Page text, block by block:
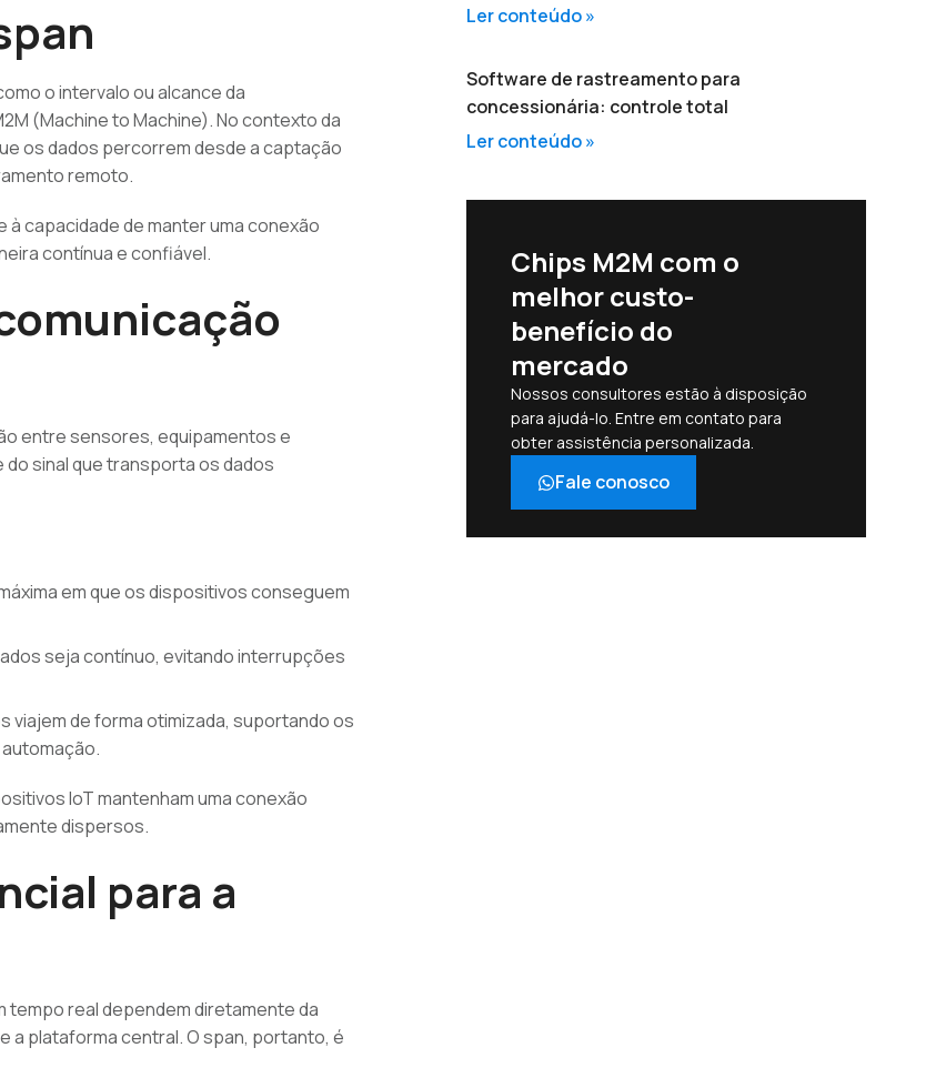
o intervalo ou alcance da
(Machine to Machine). No contexto da
os dados percorrem desde a captação
remoto.
capacidade de manter uma conexão
contínua e confiável.
entre sensores, equipamentos e
do sinal que transporta os dados
em que os dispositivos conseguem
seja contínuo, evitando interrupções
viajem de forma otimizada, suportando os
IoT mantenham uma conexão
dispersos.
para a
tempo real dependem diretamente da
a plataforma central. O span, portanto, é
Ler conteúdo »
Software de rastreamento para
concessionária: controle total
Ler conteúdo »
Chips M2M com o
melhor custo-
benefício do
mercado
Nossos consultores estão à disposição
para ajudá-lo. Entre em contato para
obter assistência personalizada.
Fale conosco